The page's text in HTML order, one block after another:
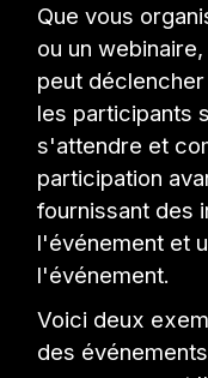
Que vous
ou un
peut
les participants
s'attendre et
participation
fournissant des
l'événement et
l'événement.
Voici deux
des